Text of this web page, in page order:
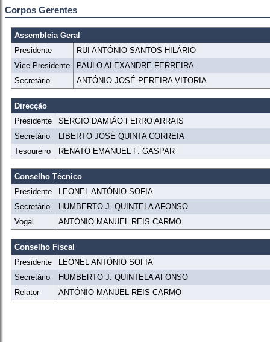
Corpos Gerentes
Assembleia Geral
Presidente
RUI ANTÓNIO SANTOS HILÁRIO
Vice-Presidente
PAULO ALEXANDRE FERREIRA
Secretário
ANTÓNIO JOSÉ PEREIRA VITORIA
Direcção
Presidente
SERGIO DAMIÃO FERRO ARRAIS
Secretário
LIBERTO JOSÉ QUINTA CORREIA
Tesoureiro
RENATO EMANUEL F. GASPAR
Conselho Técnico
Presidente
LEONEL ANTÓNIO SOFIA
Secretário
HUMBERTO J. QUINTELA AFONSO
Vogal
ANTÓNIO MANUEL REIS CARMO
Conselho Fiscal
Presidente
LEONEL ANTÓNIO SOFIA
Secretário
HUMBERTO J. QUINTELA AFONSO
Relator
ANTÓNIO MANUEL REIS CARMO